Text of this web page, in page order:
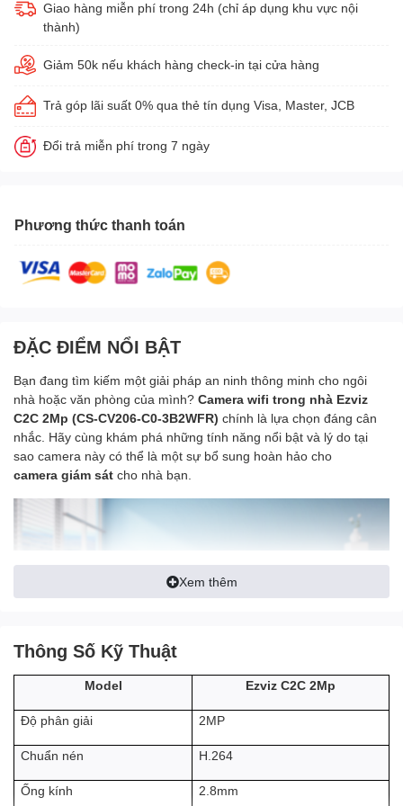
Giao hàng miễn phí trong 24h (chỉ áp dụng khu vực nội
thành)
Giảm 50k nếu khách hàng check-in tại cửa hàng
Trả góp lãi suất 0% qua thẻ tín dụng Visa, Master, JCB
Đổi trả miễn phí trong 7 ngày
Phương thức thanh toán
ĐẶC ĐIỂM NỔI BẬT
Bạn đang tìm kiếm một giải pháp an ninh thông minh cho ngôi
nhà hoặc văn phòng của mình? Camera wifi trong nhà Ezviz
C2C 2Mp (CS-CV206-C0-3B2WFR) chính là lựa chọn đáng cân
nhắc. Hãy cùng khám phá những tính năng nổi bật và lý do tại
sao camera này có thể là một sự bổ sung hoàn hảo cho
camera giám sát cho nhà bạn.
2Mp chất lượng, cho hình ảnh sắc nét và chi tiết. Bạn có thể dễ
Xem thêm
Thông Số Kỹ Thuật
Model Ezviz C2C 2Mp
Độ phân giải 2MP
Chuẩn nén H.264
Ống kính 2.8mm